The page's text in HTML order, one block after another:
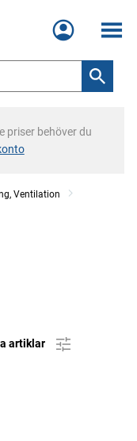
Meny
priser behöver du
Ventilation
artiklar